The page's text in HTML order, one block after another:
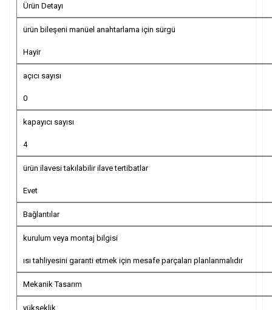
Ürün Detayı
ürün bileşeni manüel anahtarlama için sürgü
Hayir
açıcı sayısı
0
kapayıcı sayısı
4
ürün ilavesi takılabilir ilave tertibatlar
Evet
Bağlantılar
kurulum veya montaj bilgisi
ısı tahliyesini garanti etmek için mesafe parçaları planlanmalıdır
Mekanik Tasarım
yükseklik